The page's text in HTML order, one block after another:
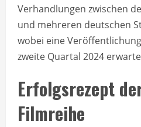
Verhandlungen zwischen
und mehreren deutschen
wobei eine
zweite Quartal 2024
Erfolgsrezept
Filmreihe